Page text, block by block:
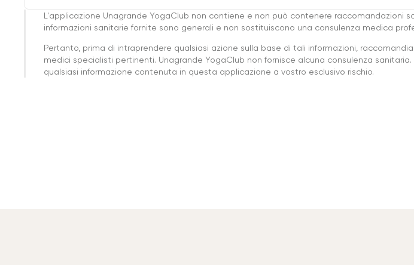
L'applicazione Unagrande YogaClub non contiene e non può contenere raccomandazioni
informazioni sanitarie fornite sono generali e non sostituiscono una consulenza medica
Pertanto, prima di intraprendere qualsiasi azione sulla base di tali informazioni,
medici specialisti pertinenti. Unagrande YogaClub non fornisce alcuna consulenza
qualsiasi informazione contenuta in questa applicazione a vostro esclusivo rischio.